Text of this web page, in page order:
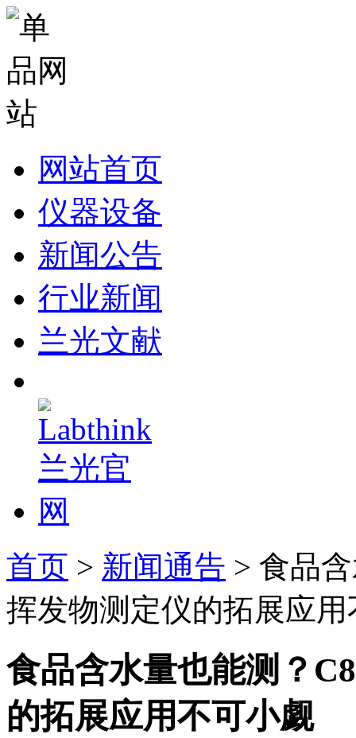
网站首页
仪器设备
新闻公告
行业新闻
兰光文献
首页 > 新闻通告 > 食品
挥发物测定仪的拓展应
食品含水量也能测？
的拓展应用不可小觑